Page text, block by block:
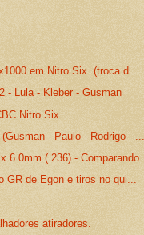
em Nitro Six. (troca d...
- Lula - Kleber - Gusman
Nitro Six.
- Paulo - Rodrigo - ...
6.0mm (.236) - Comparando...
GR de Egon e tiros no qui...
atiradores.